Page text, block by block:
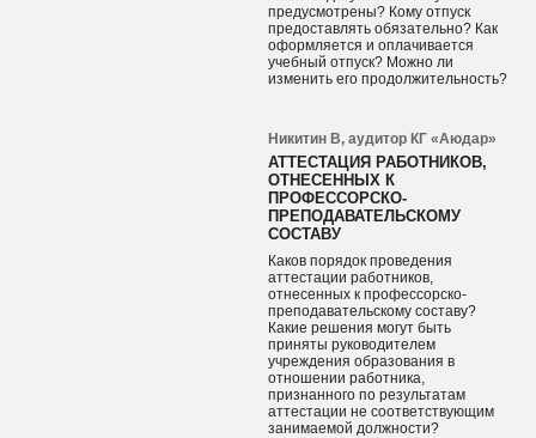
предусмотрены? Кому отпуск
предоставлять обязательно? Как
оформляется и оплачивается
учебный отпуск? Можно ли
изменить его продолжительность?
Никитин В, аудитор КГ «Аюдар»
АТТЕСТАЦИЯ РАБОТНИКОВ,
ОТНЕСЕННЫХ К
ПРОФЕССОРСКО-
ПРЕПОДАВАТЕЛЬСКОМУ
СОСТАВУ
Каков порядок проведения
аттестации работников,
отнесенных к профессорско-
преподавательскому составу?
Какие решения могут быть
приняты руководителем
учреждения образования в
отношении работника,
признанного по результатам
аттестации не соответствующим
занимаемой должности?